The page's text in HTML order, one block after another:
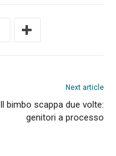
Next article
Il bimbo scappa due volte:
genitori a processo